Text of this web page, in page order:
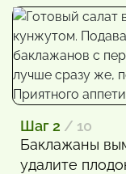
Шаг 2 / 10
Баклажаны
удалите